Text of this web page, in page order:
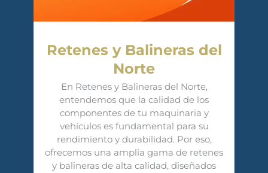
Retenes y Balineras del
Norte
En Retenes y Balineras del Norte,
entendemos que la calidad de los
componentes de tu maquinaria y
vehículos es fundamental para su
rendimiento y durabilidad. Por eso,
ofrecemos una amplia gama de retenes
y balineras de alta calidad, diseñados